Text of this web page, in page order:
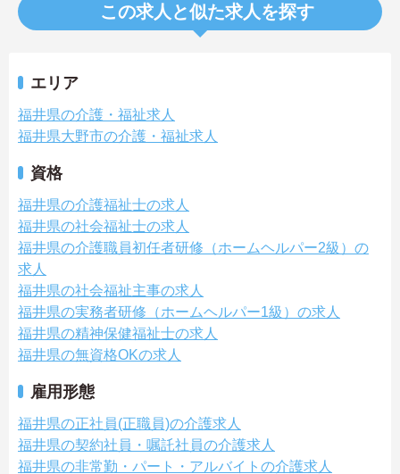
この求人と似た求人を探す
エリア
福井県の介護・福祉求人
福井県大野市の介護・福祉求人
資格
福井県の介護福祉士の求人
福井県の社会福祉士の求人
福井県の介護職員初任者研修（ホームヘルパー2級）の
求人
福井県の社会福祉主事の求人
福井県の実務者研修（ホームヘルパー1級）の求人
福井県の精神保健福祉士の求人
福井県の無資格OKの求人
雇用形態
福井県の正社員(正職員)の介護求人
福井県の契約社員・嘱託社員の介護求人
福井県の非常勤・パート・アルバイトの介護求人